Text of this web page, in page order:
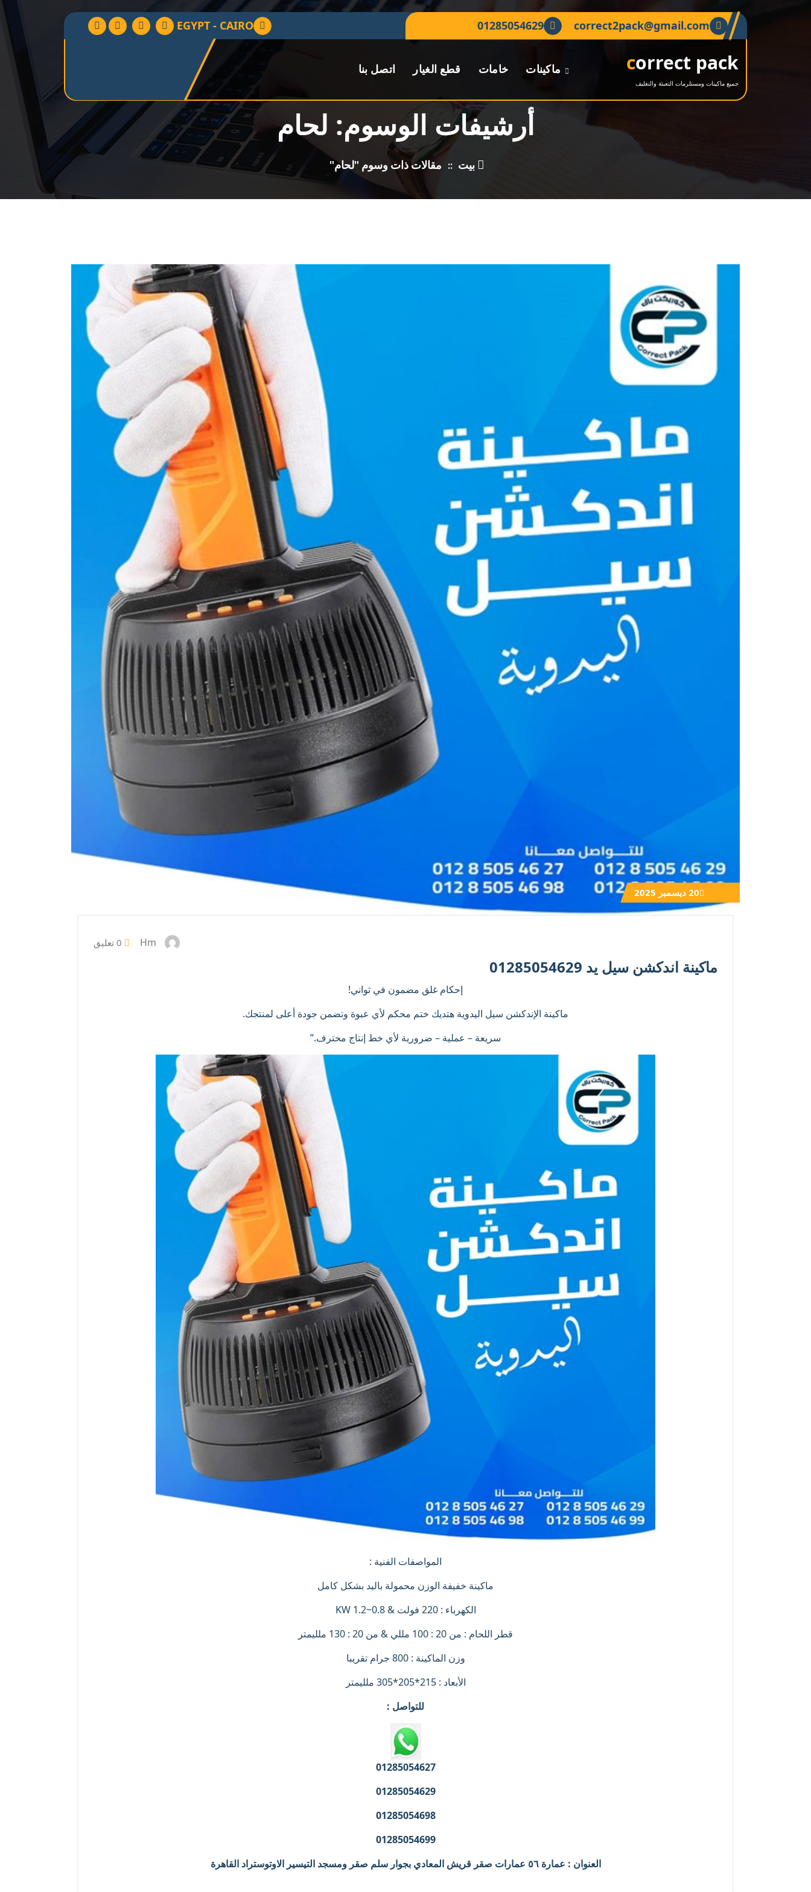
correct2pack@gmail.com
01285054629
EGYPT - CAIRO
correct pack
جميع ماكينات ومستلرمات التعبئة والتغليف
ماكينات خامات قطع الغيار اتصل بنا
أرشيفات الوسوم: لحام
بيت :: مقالات ذات وسوم "لحام"
20 ديسمبر 2025
Hm
ماكينة اندكشن سيل يد 01285054629
إحكام غلق مضمون في ثواني!
ماكينة الإندكشن سيل اليدوية هتديك ختم محكم لأي عبوة وتضمن جودة أعلى لمنتجك.
سريعة – عملية – ضرورية لأي خط إنتاج محترف.”
المواصفات الفنية :
ماكينة خفيفة الوزن محمولة باليد بشكل كامل
الكهرباء : 220 فولت & 0.8~1.2 KW
قطر اللحام : من 20 : 100 مللي & من 20 : 130 ملليمتر
وزن الماكينة : 800 جرام تقريبا
الأبعاد : 215*205*305 ملليمتر
للتواصل :
01285054627
01285054629
01285054698
01285054699
العنوان : عمارة ٥٦ عمارات صقر قريش المعادي بجوار سلم صقر ومسجد التيسير الاوتوستراد القاهرة